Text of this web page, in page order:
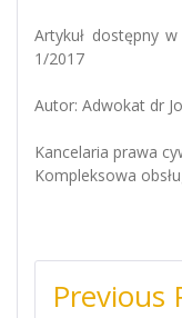
Artykuł dostępny
1/2017
Autor: Adwokat dr
Kancelaria prawa
Kompleksowa
NAWIGACJA
WPISU
Previous